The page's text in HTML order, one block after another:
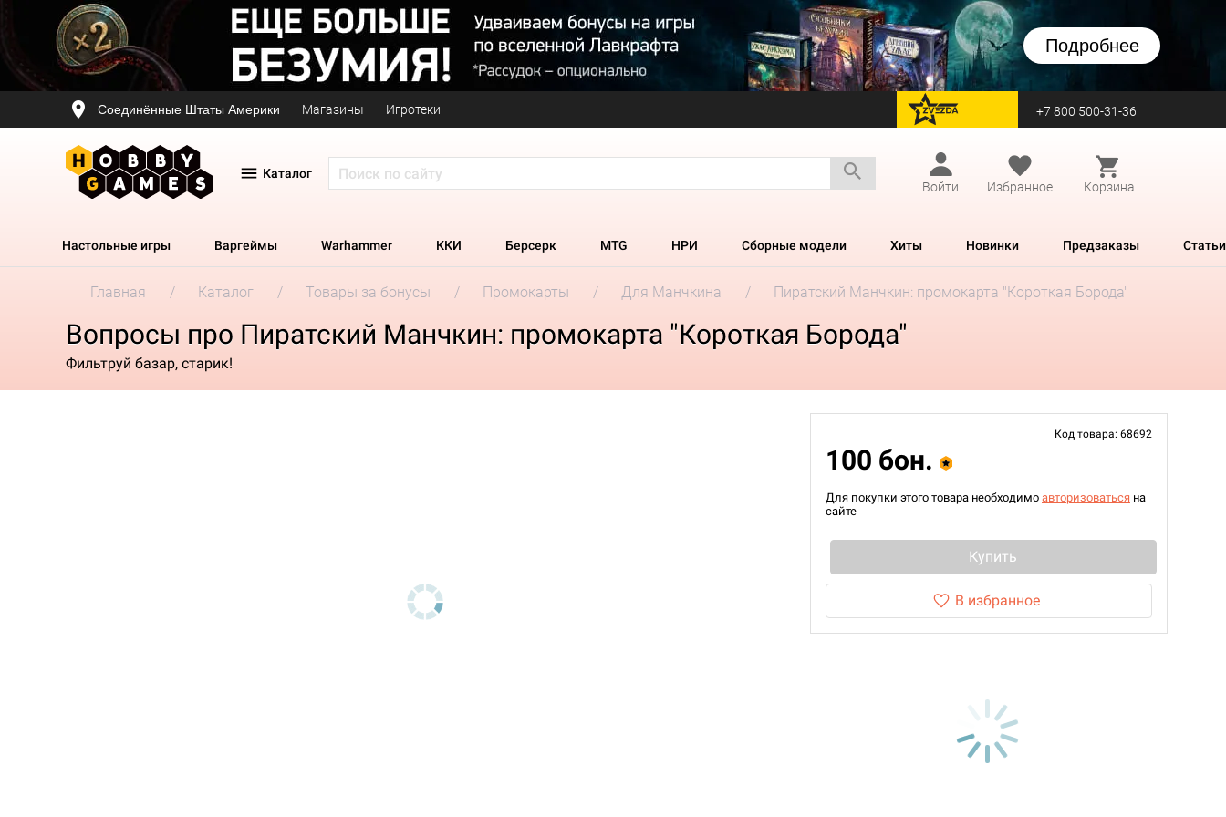
Подробнее
Соединённые Штаты Америки Магазины Игротеки перейти на Zvezda +7 800 500-31-36
Каталог
Войти
Избранное Корзина
Настольные игры Варгеймы Warhammer ККИ Берсерк MTG НРИ Сборные модели Хиты Новинки Предзаказы Статьи
Главная Каталог Товары за бонусы Промокарты Для Манчкина Пиратский Манчкин: промокарта "Короткая Борода"
Вопросы про Пиратский Манчкин: промокарта "Короткая Борода"
Фильтруй базар, старик!
Код товара: 68692
100 бон.
Для покупки этого товара необходимо авторизоваться на
сайте
Купить
В избранное